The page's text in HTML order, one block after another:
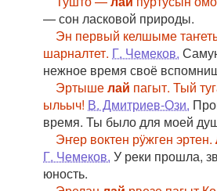
— сон ласковой природы.
Эн первый келшыме
шарналтет. Г. Чемеков.
нежное время своё
Эртышелай пагыт. Тый
ыльыч! В. Дмитриев-Ози.
время. Ты было для моей
Эҥер воктен рӱжген эртен.
Г. Чемеков. У реки прошла,
юность.